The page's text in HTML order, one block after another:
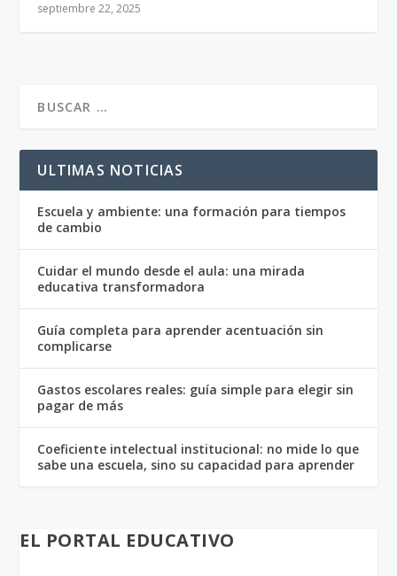
septiembre 22, 2025
ULTIMAS NOTICIAS
Escuela y ambiente: una formación para tiempos
de cambio
Cuidar el mundo desde el aula: una mirada
educativa transformadora
Guía completa para aprender acentuación sin
complicarse
Gastos escolares reales: guía simple para elegir sin
pagar de más
Coeficiente intelectual institucional: no mide lo que
sabe una escuela, sino su capacidad para aprender
EL PORTAL EDUCATIVO